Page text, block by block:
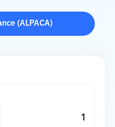
(ALPACA)